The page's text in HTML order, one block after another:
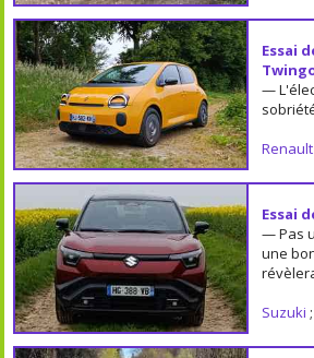
Essai
—
Renault
Essai
— Pas
une
Suzuki ;